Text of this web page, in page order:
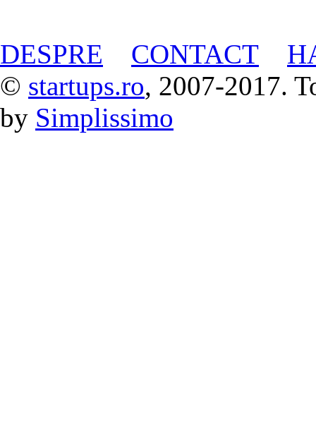
DESPRE CONTACT
© startups.ro, 2007-2017.
by Simplissimo